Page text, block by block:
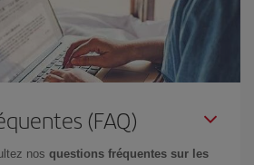
(FAQ)
nos questions fréquentes sur les